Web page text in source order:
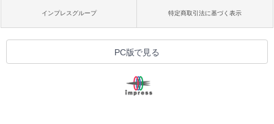
インプレスグループ 特定商取引法に基づく表示
PC版で見る